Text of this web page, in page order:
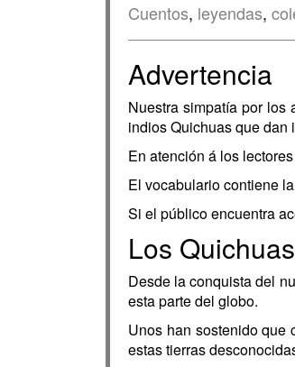
Cuentos, leyendas,
Advertencia
Nuestra simpatía por los
indios Quichuas que
En atención á los
El vocabulario contiene
Si el público encuentra
Los
Desde la conquista del
esta parte del globo.
Unos han sostenido que
estas tierras